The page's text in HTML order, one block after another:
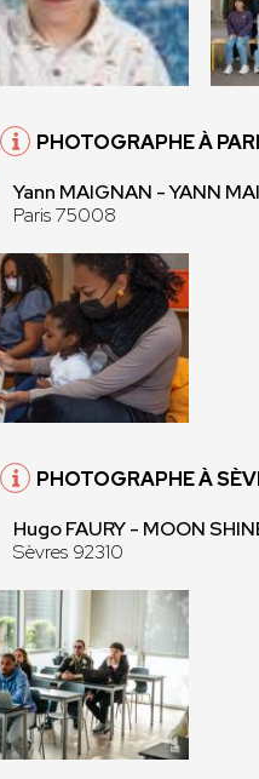
PHOTOGRAPHE À
Yann MAIGNAN - YANN
Paris 75008
PHOTOGRAPHE À
Hugo FAURY - MOON
Sèvres 92310